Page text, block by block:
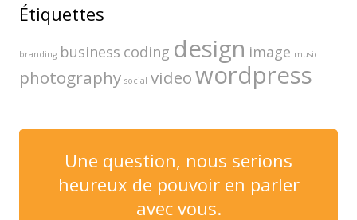
Étiquettes
branding business coding design image music
photography social videowordpress
Une question, nous serions
heureux de pouvoir en parler
avec vous.